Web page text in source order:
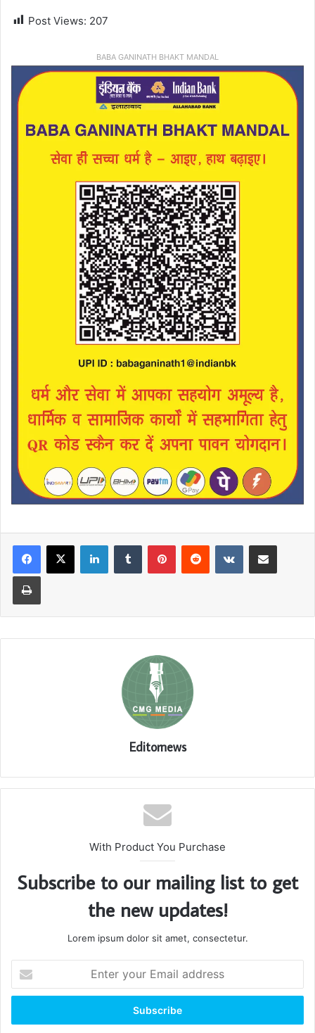
Post Views: 207
BABA GANINATH BHAKT MANDAL
LinkedInTumblr PinterestReddit VKontakteShare via Email
Print
Editornews
With Product You Purchase
Subscribe to our mailing list to get
the new updates!
Lorem ipsum dolor sit amet, consectetur.
your
Email